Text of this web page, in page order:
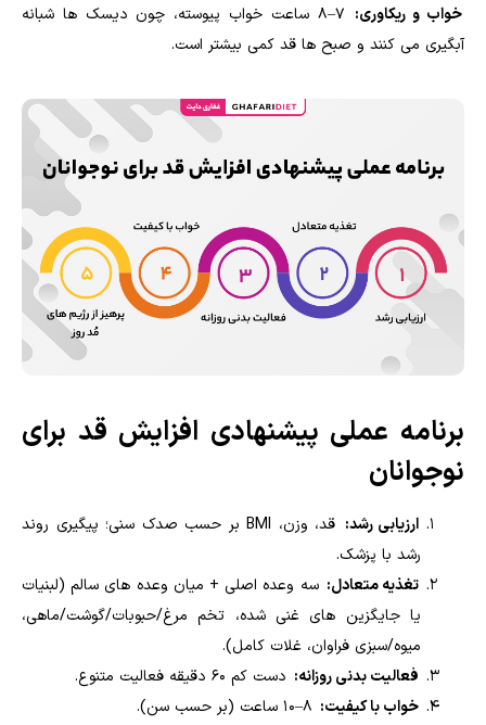
خواب و ریکاوری:
۷–۸ ساعت خواب پیوسته، چون دیسک ها شبانه
آبگیری می کنند و صبح ها قد کمی بیشتر است.
برنامه عملی پیشنهادی افزایش قد برای
نوجوانان
ارزیابی رشد:
قد، وزن، BMI بر حسب صدک سنی؛ پیگیری روند
رشد با پزشک.
تغذیه متعادل: سه وعده اصلی + میان وعده های سالم (لبنیات
یا جایگزین های غنی شده، تخم مرغ/حبوبات/گوشت/ماهی،
میوه/سبزی فراوان، غلات کامل).
فعالیت بدنی روزانه: دست کم ۶۰ دقیقه فعالیت متنوع.
خواب با کیفیت: